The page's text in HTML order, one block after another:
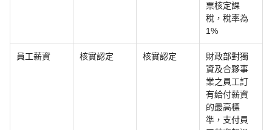
票核定課
稅，稅率為
1%
員工薪資 核實認定 核實認定
財政部對獨
資及合夥事
業之員工訂
有給付薪資
的最高標
準，支付員